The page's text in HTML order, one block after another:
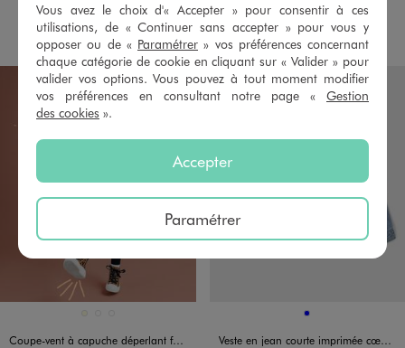
AJOUTER AU PANIER AJOUTERAU PANIER
Coupe-vent à capuche déperlant facile à ranger fille
Disponible en 1 coloris
BLEU
Veste en jean courte imprimée cœurs fille
Vous avez le choix d'« Accepter » pour consentir à ces
utilisations, de « Continuer sans accepter » pour vous y
opposer ou de « Paramétrer » vos préférences concernant
chaque catégorie de cookie en cliquant sur « Valider » pour
valider vos options. Vous pouvez à tout moment modifier
vos préférences en consultant notre page « Gestion
des cookies ».
Accepter
Paramétrer